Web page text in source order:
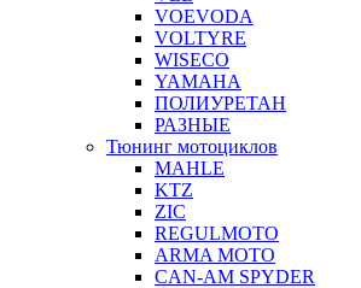
VOEVODA
VOLTYRE
WISECO
YAMAHA
ПОЛИУРЕТАН
РАЗНЫЕ
Тюнинг мотоциклов
MAHLE
KTZ
ZIC
REGULMOTO
ARMA MOTO
CAN-AM SPYDER